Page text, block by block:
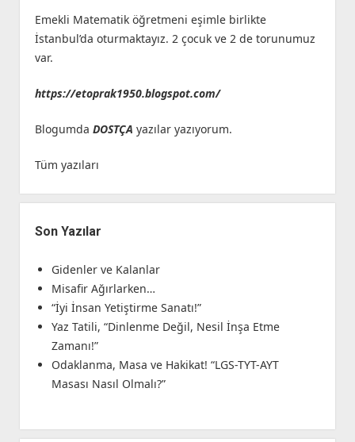
Emekli Matematik öğretmeni eşimle birlikte
İstanbul’da oturmaktayız. 2 çocuk ve 2 de torunumuz
var.
https://etoprak1950.blogspot.com/
Blogumda DOSTÇA yazılar yazıyorum.
Tüm yazıları
Son Yazılar
Gidenler ve Kalanlar
Misafir Ağırlarken…
“İyi İnsan Yetiştirme Sanatı!”
Yaz Tatili, “Dinlenme Değil, Nesil İnşa Etme
Zamanı!”
Odaklanma, Masa ve Hakikat! “LGS-TYT-AYT
Masası Nasıl Olmalı?”